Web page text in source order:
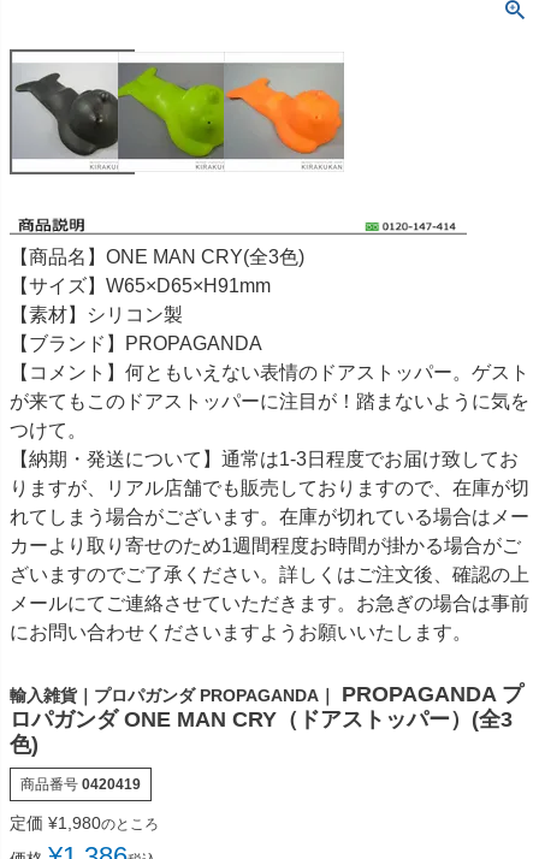
【商品名】ONE MAN CRY(全3色)
【サイズ】W65×D65×H91mm
【素材】シリコン製
【ブランド】PROPAGANDA
【コメント】何ともいえない表情のドアストッパー。ゲスト
が来てもこのドアストッパーに注目が！踏まないように気を
つけて。
【納期・発送について】通常は1-3日程度でお届け致してお
りますが、リアル店舗でも販売しておりますので、在庫が切
れてしまう場合がございます。在庫が切れている場合はメー
カーより取り寄せのため1週間程度お時間が掛かる場合がご
ざいますのでご了承ください。詳しくはご注文後、確認の上
メールにてご連絡させていただきます。お急ぎの場合は事前
にお問い合わせくださいますようお願いいたします。
輸入雑貨｜プロパガンダ PROPAGANDA｜
PROPAGANDA プ
ロパガンダ ONE MAN CRY（ドアストッパー）(全3
色)
商品番号 0420419
定価 ¥1,980のところ